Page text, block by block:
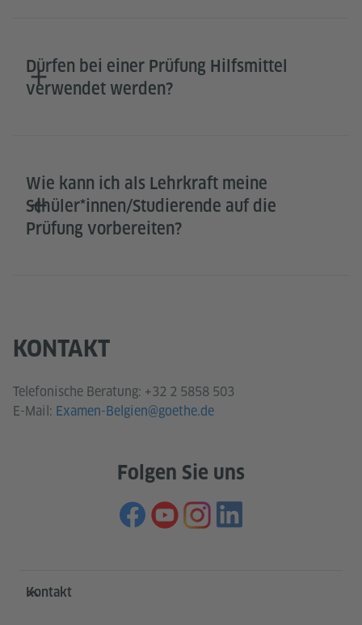
Dürfen bei einer Prüfung Hilfsmittel
verwendet werden?
Wie kann ich als Lehrkraft meine
Schüler*innen/Studierende auf die
Prüfung vorbereiten?
KONTAKT
Telefonische Beratung: +32 2 5858 503
E-Mail: Examen-Belgien@goethe.de
Folgen Sie uns
Service- und Informationsbereich
Kontakt